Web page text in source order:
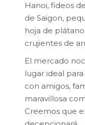
Hanoi, fideos
de Saigon,
hoja de
crujientes de
El mercado
lugar ideal
con amigos,
maravillosa
Creemos que